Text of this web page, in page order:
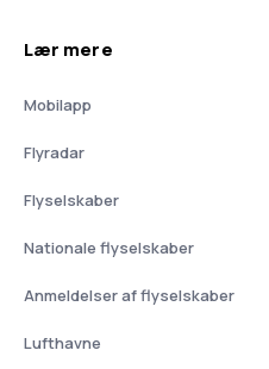
Lær mere
Mobilapp
Flyradar
Flyselskaber
Nationale flyselskaber
Anmeldelser af flyselskaber
Lufthavne